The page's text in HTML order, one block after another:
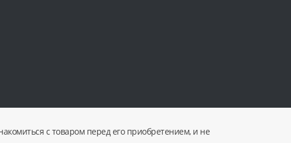
с товаром перед его приобретением, и не